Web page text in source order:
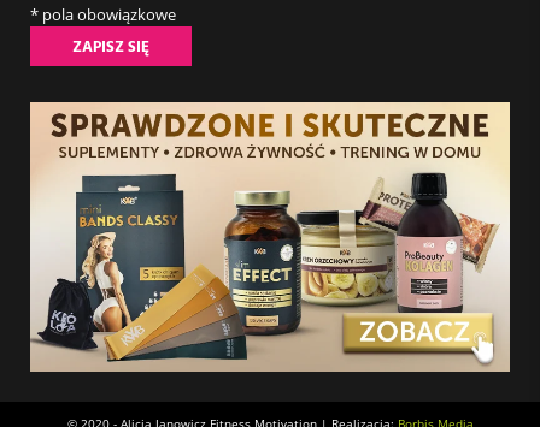
* pola obowiązkowe
© 2020 - Alicja Janowicz Fitness Motivation | Realizacja: Borbis Media